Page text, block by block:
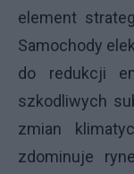
element
Samochody
do redukcji
szkodliwych
zmian
zdominuje